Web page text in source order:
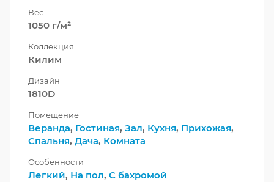
Вес
1050 г/м²
Коллекция
Килим
Дизайн
1810D
Помещение
Веранда, Гостиная, Зал, Кухня, Прихожая,
Спальня, Дача, Комната
Особенности
Легкий, На пол, С бахромой